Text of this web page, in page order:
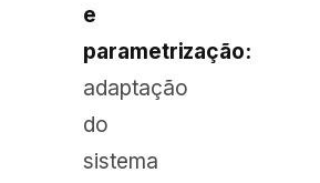
e
parametrização:
adaptação
do
sistema